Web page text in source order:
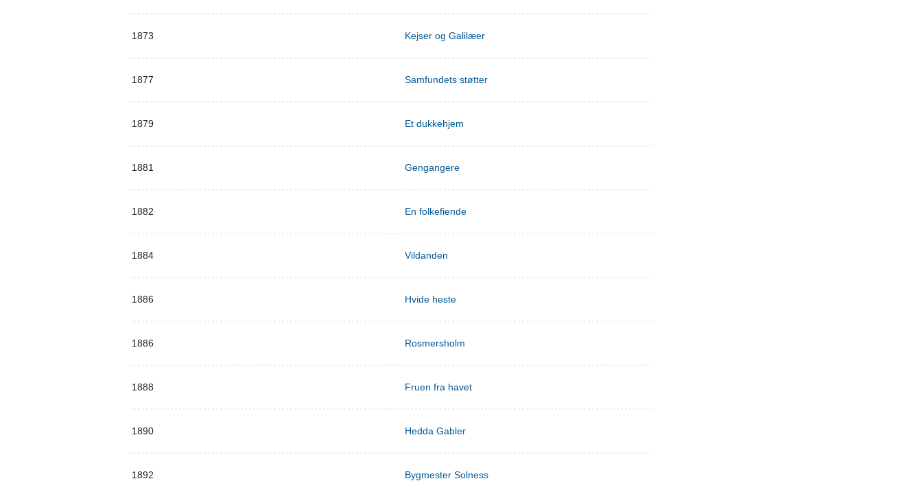
1873 Kejser og Galilæer
1877 Samfundets støtter
1879 Et dukkehjem
1881 Gengangere
1882 En folkefiende
1884 Vildanden
1886 Hvide heste
1886 Rosmersholm
1888 Fruen fra havet
1890 Hedda Gabler
1892 Bygmester Solness